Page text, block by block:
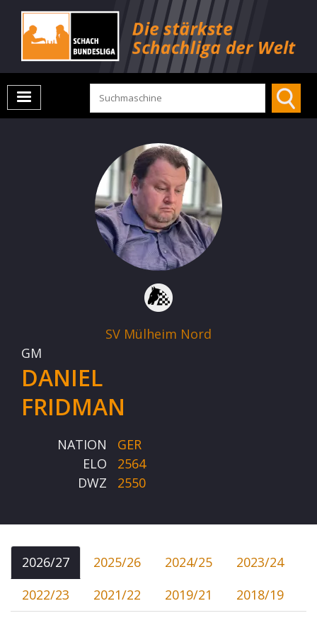
SV Mülheim Nord
GM
DANIEL
FRIDMAN
NATION
GER
ELO
2564
DWZ
2550
2026/27 2025/26 2024/25
2023/24
2022/23
2021/22 2019/21
2018/19